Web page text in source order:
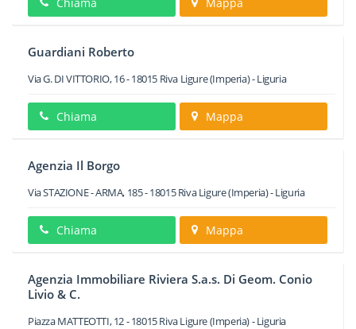
Guardiani Roberto
Via G. DI VITTORIO, 16-18015 Riva Ligure(Imperia) -Liguria
Chiama Mappa
Agenzia Il Borgo
Via STAZIONE - ARMA, 185-18015 Riva Ligure(Imperia) -Liguria
Chiama Mappa
Agenzia Immobiliare Riviera S.a.s. Di Geom. Conio
Livio & C.
Piazza MATTEOTTI, 12-18015Riva Ligure(Imperia) -Liguria